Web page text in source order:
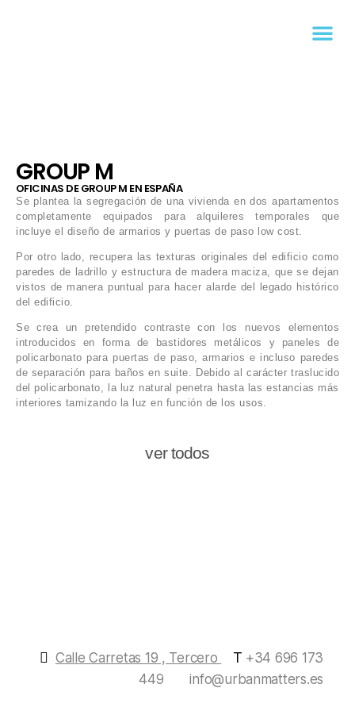
GROUP M
OFICINAS DE GROUP M EN ESPAÑA
Se plantea la segregación de una vivienda en dos apartamentos
completamente equipados para alquileres temporales que
incluye el diseño de armarios y puertas de paso low cost.
Por otro lado, recupera las texturas originales del edificio como
paredes de ladrillo y estructura de madera maciza, que se dejan
vistos de manera puntual para hacer alarde del legado histórico
del edificio.
Se crea un pretendido contraste con los nuevos elementos
introducidos en forma de bastidores metálicos y paneles de
policarbonato para puertas de paso, armarios e incluso paredes
de separación para baños en suite. Debido al carácter traslucido
del policarbonato, la luz natural penetra hasta las estancias más
interiores tamizando la luz en función de los usos.
ver todos
Calle Carretas 19 , Tercero T +34 696 173
449
info@urbanmatters.es